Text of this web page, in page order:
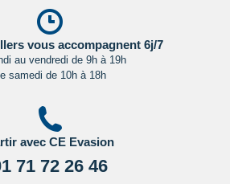
vous accompagnent 6j/7
au vendredi de 9h à 19h
samedi de 10h à 18h
avec CE Evasion
71 72 26 46